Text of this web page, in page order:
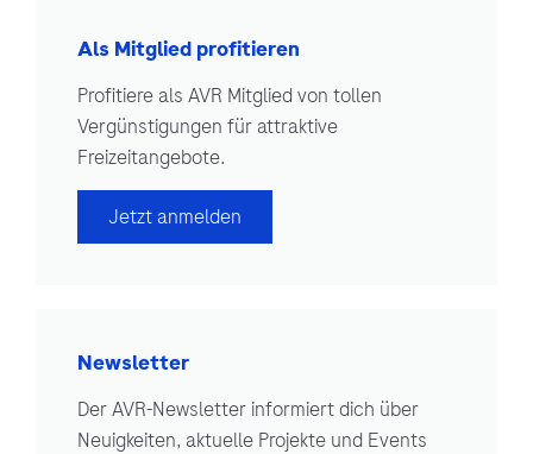
Als Mitglied profitieren
Profitiere als AVR Mitglied von tollen
Vergünstigungen für attraktive
Freizeitangebote.
Jetzt anmelden
Newsletter
Der AVR-Newsletter informiert dich über
Neuigkeiten, aktuelle Projekte und Events